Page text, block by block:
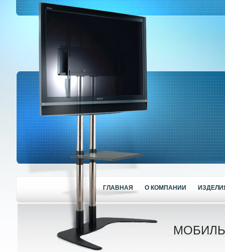
ГЛАВНАЯ О КОМПАНИИ